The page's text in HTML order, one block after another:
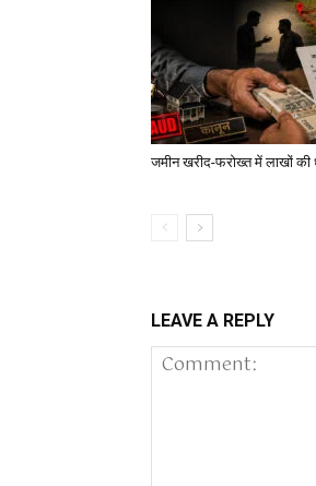
जमीन खरीद-फरोख्त में लाखों की
LEAVE A REPLY